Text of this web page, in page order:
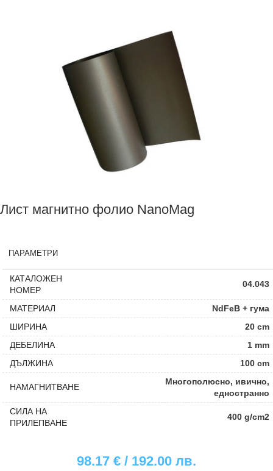
Лист магнитно фолио NanoMag
ПАРАМЕТРИ
КАТАЛОЖЕН
НОМЕР
04.043
МАТЕРИАЛ
NdFeB + гума
ШИРИНА
20 cm
ДЕБЕЛИНА
1 mm
ДЪЛЖИНА
100 cm
НАМАГНИТВАНЕ
Многополюсно, ивично,
едностранно
СИЛА НА
ПРИЛЕПВАНЕ
400 g/cm2
98.17 € / 192.00 лв.